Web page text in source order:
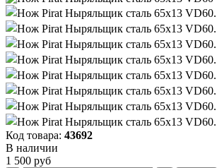
Код товара: 43692
В наличии
1 500 руб